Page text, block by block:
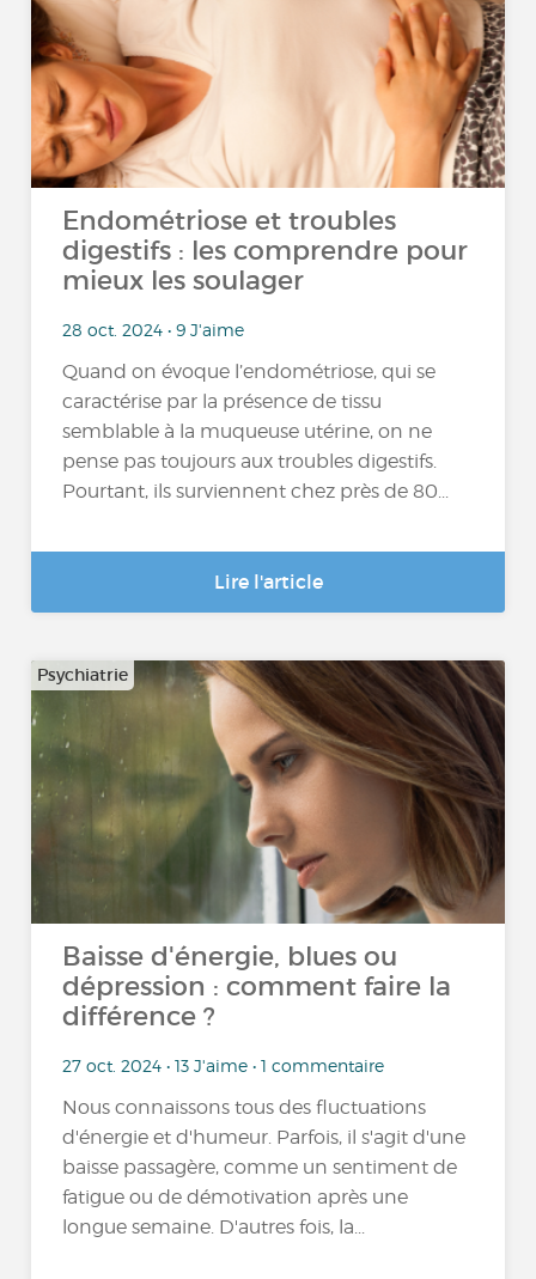
Endométriose et troubles
digestifs : les comprendre pour
mieux les soulager
28 oct. 2024 • 9 J'aime
Quand on évoque l’endométriose, qui se
caractérise par la présence de tissu
semblable à la muqueuse utérine, on ne
pense pas toujours aux troubles digestifs.
Pourtant, ils surviennent chez près de 80...
Lire l'article
Psychiatrie
Baisse d'énergie, blues ou
dépression : comment faire la
différence ?
27 oct. 2024 • 13 J'aime • 1 commentaire
Nous connaissons tous des fluctuations
d'énergie et d'humeur. Parfois, il s'agit d'une
baisse passagère, comme un sentiment de
fatigue ou de démotivation après une
longue semaine. D'autres fois, la...